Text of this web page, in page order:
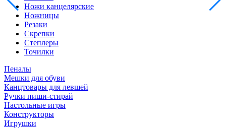
Ножи канцелярские
Ножницы
Резаки
Скрепки
Степлеры
Точилки
Пеналы
Мешки для обуви
Канцтовары для левшей
Ручки пиши-стирай
Настольные игры
Конструкторы
Игрушки